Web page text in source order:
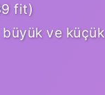
fit)
büyük ve küçük